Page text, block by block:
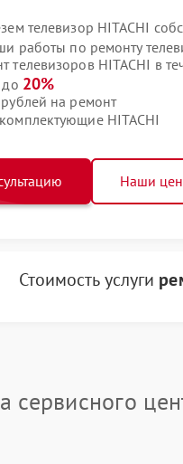
телевизор HITACHI
работы по ремонту
телевизоров HITACHI в
20%
на ремонт
HITACHI
Наши
Стоимость услуги
сервисного